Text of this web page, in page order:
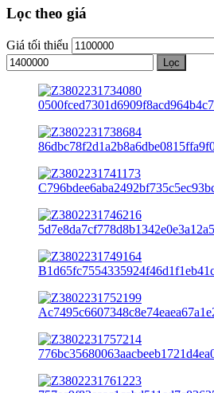
Lọc theo giá
Giá tối thiểu
Lọc